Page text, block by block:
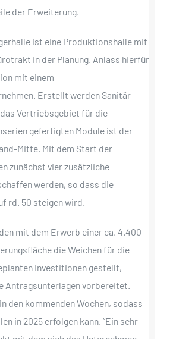
der Erweiterung.
ist eine Produktionshalle mit
in der Planung. Anlass hierfür
mit einem
Erstellt werden Sanitär-
Vertriebsgebiet für die
gefertigten Module ist der
Mitte. Mit dem Start der
zunächst vier zusätzliche
werden, so dass die
rd. 50 steigen wird.
mit dem Erwerb einer ca. 4.400
die Weichen für die
Investitionen gestellt,
Antragsunterlagen vorbereitet.
den kommenden Wochen, sodass
in 2025 erfolgen kann. “Ein sehr